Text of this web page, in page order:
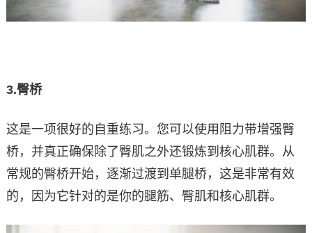
3.臀桥
这是一项很好的自重练习。您可以使用阻力带增强臀
桥，并真正确保除了臀肌之外还锻炼到核心肌群。从
常规的臀桥开始，逐渐过渡到单腿桥，这是非常有效
的，因为它针对的是你的腿筋、臀肌和核心肌群。